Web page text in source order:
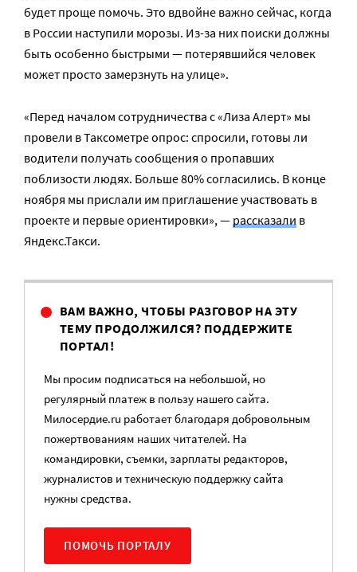
будет проще помочь. Это вдвойне важно сейчас, когда
в России наступили морозы. Из-за них поиски должны
быть особенно быстрыми — потерявшийся человек
может просто замерзнуть на улице».
«Перед началом сотрудничества с «Лиза Алерт» мы
провели в Таксометре опрос: спросили, готовы ли
водители получать сообщения о пропавших
поблизости людях. Больше 80% согласились. В конце
ноября мы прислали им приглашение участвовать в
проекте и первые ориентировки», —рассказали в
Яндекс.Такси.
ВАМ ВАЖНО, ЧТОБЫ РАЗГОВОР НА ЭТУ
ТЕМУ ПРОДОЛЖИЛСЯ? ПОДДЕРЖИТЕ
ПОРТАЛ!
Мы просим подписаться на небольшой, но
регулярный платеж в пользу нашего сайта.
Милосердие.ru работает благодаря добровольным
пожертвованиям наших читателей. На
командировки, съемки, зарплаты редакторов,
журналистов и техническую поддержку сайта
нужны средства.
ПОМОЧЬ ПОРТАЛУ